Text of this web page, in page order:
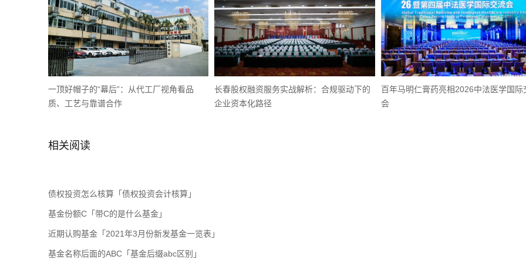
一顶好帽子的“幕后”：从代工厂视角看品
质、工艺与靠谱合作
长春股权融资服务实战解析：合规驱动下的
企业资本化路径
百年马明仁膏药亮相2026中法医学国际
会
相关阅读
债权投资怎么核算「债权投资会计核算」
基金份额C「带C的是什么基金」
近期认购基金「2021年3月份新发基金一览表」
基金名称后面的ABC「基金后缀abc区别」